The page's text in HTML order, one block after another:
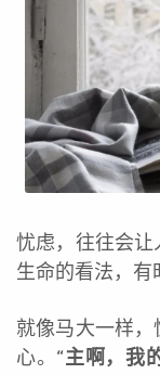
忧虑，往往会
生命的看法，有
就像马大一样
心。“主啊，我